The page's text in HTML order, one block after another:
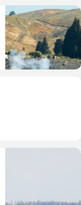
מזג האוויר